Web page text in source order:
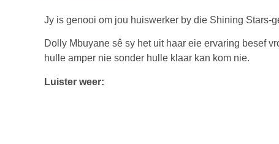
Jy is genooi om jou huiswerker by die Shining Stars-
Dolly Mbuyane sê sy het uit haar eie ervaring besef
hulle amper nie sonder hulle klaar kan kom nie.
Luister weer: